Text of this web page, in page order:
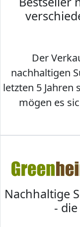
Der
nachhaltigen
letzten 5 Jahren
mögen es
Nachhaltige
-